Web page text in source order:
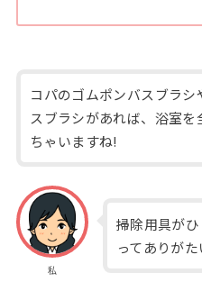
コパのゴムポンバスブラシ
スブラシがあれば、浴室を
ちゃいますね!
私
掃除用具が
ってありが